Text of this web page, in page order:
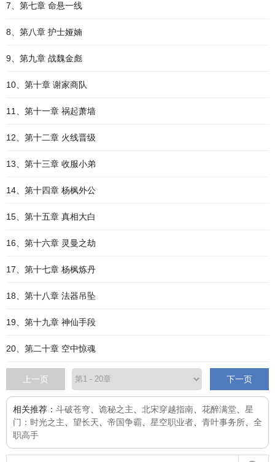
7、第七章 命悬一线
8、第八章 护士娅婻
9、第九章 战魏金彪
10、第十章 谢家商队
11、第十一章 祸起萧墙
12、第十二章 火线晋级
13、第十三章 收服小弟
14、第十四章 杨枫外公
15、第十五章 真相大白
16、第十六章 灵曼之劫
17、第十七章 杨枫炼丹
18、第十八章 法器吊坠
19、第十九章 神仙手段
20、第二十章 空中惊魂
上一页 下一页
相关推荐： 斗破苍穹 诡秘之主 北宋穿越指南 花醉满堂
星
门：时光之主
望长天 帝国争霸 星空职业者 青叶事务所
全
职高手